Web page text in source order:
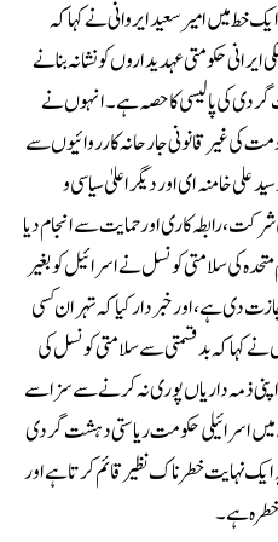
خط میں امیر سعید ایروانی نے کہا کہ
ایرانی حکومتی عہدیداروں کو نشانہ بنانے
گردی کی پالیسی کا حصہ ہے۔انہوں نے
کی غیر قانونی جارحانہ کارروائیوں سے
علی خامنہ ای اور دیگر اعلیٰ سیاسی و
رابطہ کاری اور حمایت سے انجام دیا
کی سلامتی کونسل نے اسرائیل کو بغیر
دی ہے، اور خبردار کیا کہ تہران کسی
کہا کہ بدقسمتی سے سلامتی کونسل کی
ذمہ داریاں پوری نہ کرنے سے سزا سے
میں اسرائیلی حکومت ریاستی دہشت گردی
ایک نہایت خطرناک نظیر قائم کرتا ہے اور
خطرہ ہے۔